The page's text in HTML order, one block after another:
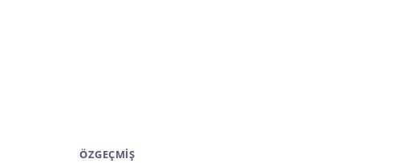
ÖZGEÇMİŞ